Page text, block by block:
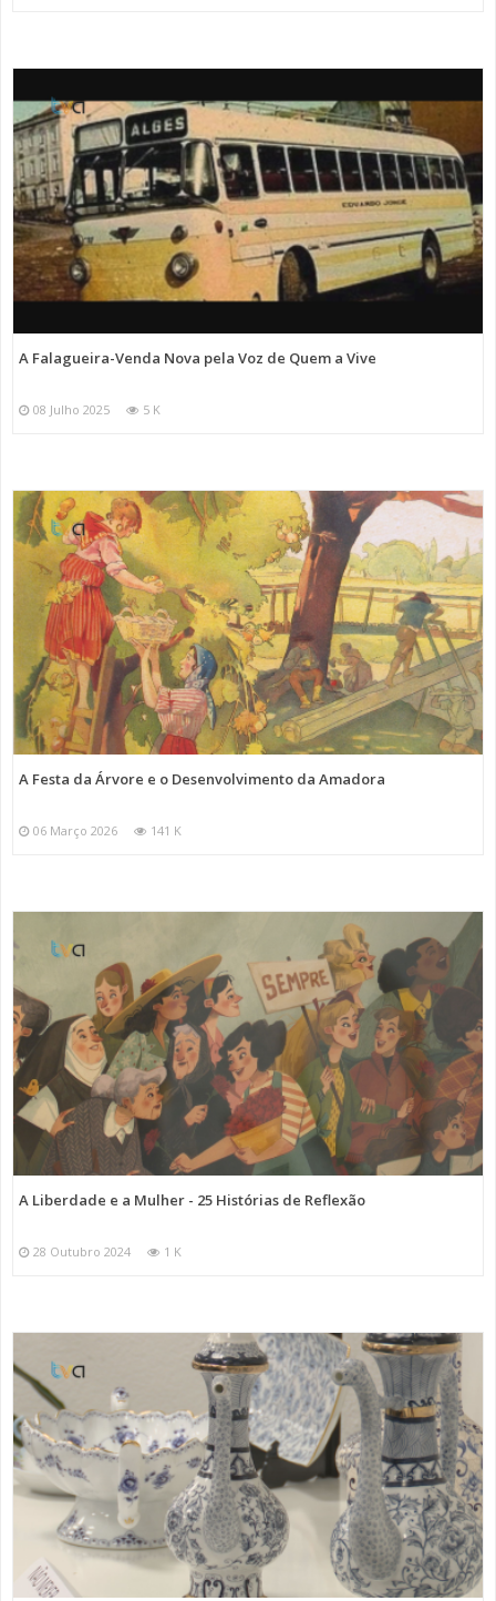
A Falagueira-Venda Nova pela Voz de Quem a Vive
08 Julho 2025 5 K
A Festa da Árvore e o Desenvolvimento da Amadora
06 Março 2026 141 K
A Liberdade e a Mulher - 25 Histórias de Reflexão
28 Outubro 2024 1 K